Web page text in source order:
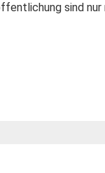
sind